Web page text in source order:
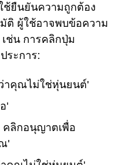
ยืนยันความถูกต้อง
ติ ผู้ใช้อาจพบข้อความ
ช่น การคลิกปุ่ม
ระการ:
าคุณไม่ใช่หุ่นยนต์'
'
ลิกอนุญาตเพื่อ
'